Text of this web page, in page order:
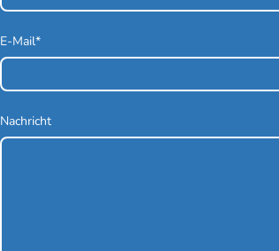
E-Mail*
Nachricht